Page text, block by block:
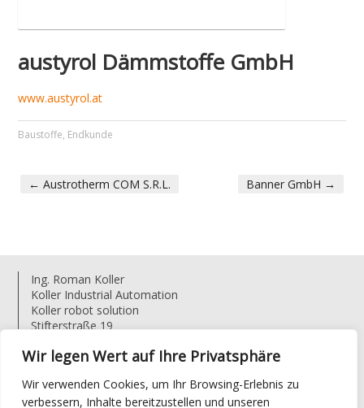
Wir legen Wert auf Ihre Privatsphäre
Wir verwenden Cookies, um Ihr Browsing-Erlebnis zu
verbessern, Inhalte bereitzustellen und unseren
austyrol Dämmstoffe GmbH
www.austyrol.at
Baustoffe, Endkunde
← Austrotherm COM S.R.L. Banner GmbH →
Ing. Roman Koller
Koller Industrial Automation
Koller robot solution
Stifterstraße 19
Austria
E: r.koller@koller.at